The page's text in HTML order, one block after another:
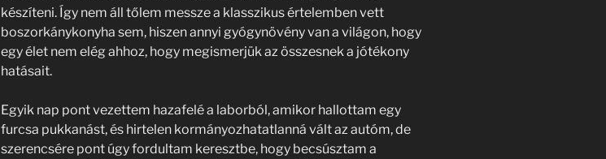
készíteni. Így nem áll tőlem messze a klasszikus értelemben vett
boszorkánykonyha sem, hiszen annyi gyógynövény van a világon, hogy
egy élet nem elég ahhoz, hogy megismerjük az összesnek a jótékony
hatásait.
Egyik nap pont vezettem hazafelé a laborból, amikor hallottam egy
furcsa pukkanást, és hirtelen kormányozhatatlanná vált az autóm, de
szerencsére pont úgy fordultam keresztbe, hogy becsúsztam a